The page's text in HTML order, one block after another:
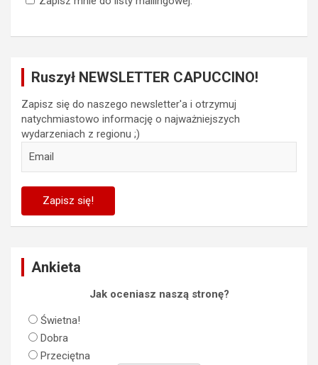
Ruszył NEWSLETTER CAPUCCINO!
Zapisz się do naszego newsletter'a i otrzymuj
natychmiastowo informację o najważniejszych
wydarzeniach z regionu ;)
Ankieta
Jak oceniasz naszą stronę?
Świetna!
Dobra
Przeciętna